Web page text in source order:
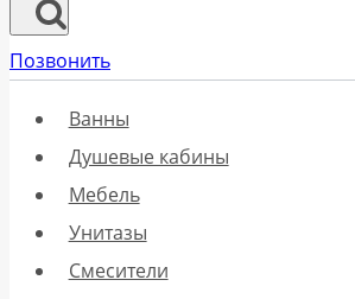
Позвонить
Ванны
Душевые кабины
Мебель
Унитазы
Смесители